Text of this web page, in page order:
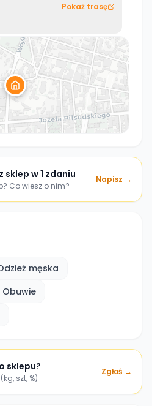
Pokaż trasę
sklep w 1 zdaniu
Co wiesz o nim?
Napisz →
męska
Obuwie
sklepu?
szt, %)
Zgłoś →